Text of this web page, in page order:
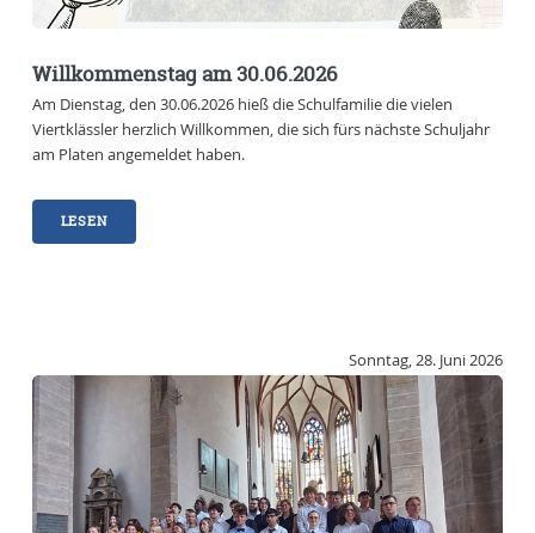
Willkommenstag am 30.06.2026
Am Dienstag, den 30.06.2026 hieß die Schulfamilie die vielen
Viertklässler herzlich Willkommen, die sich fürs nächste Schuljahr
am Platen angemeldet haben.
LESEN
Sonntag, 28. Juni 2026